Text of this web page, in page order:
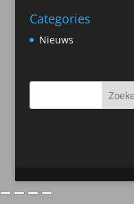
Categories
Nieuws